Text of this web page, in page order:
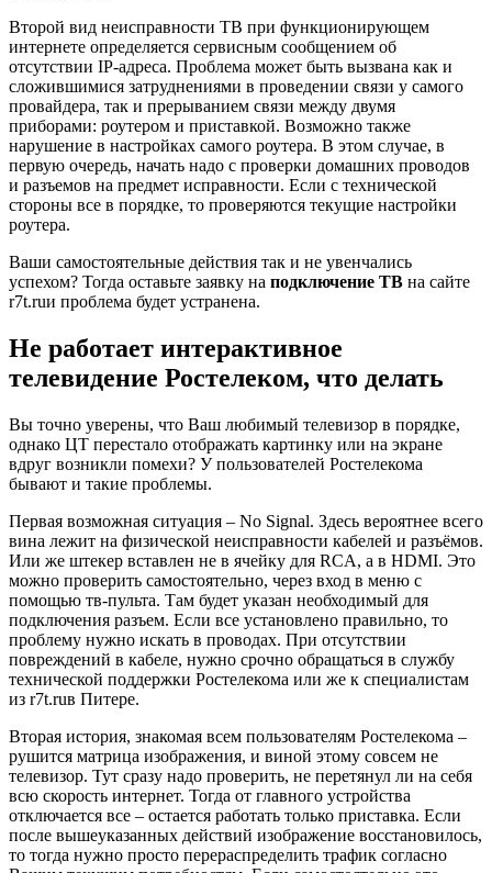
Второй вид неисправности ТВ при функционирующем
интернете определяется сервисным сообщением об
отсутствии IP-адреса. Проблема может быть вызвана как и
сложившимися затруднениями в проведении связи у самого
провайдера, так и прерыванием связи между двумя
приборами: роутером и приставкой. Возможно также
нарушение в настройках самого роутера. В этом случае, в
первую очередь, начать надо с проверки домашних проводов
и разъемов на предмет исправности. Если с технической
стороны все в порядке, то проверяются текущие настройки
роутера.
Ваши самостоятельные действия так и не увенчались
успехом? Тогда оставьте заявку на подключение ТВ на сайте
r7t.ruи проблема будет устранена.
Не работает интерактивное
телевидение Ростелеком, что делать
Вы точно уверены, что Ваш любимый телевизор в порядке,
однако ЦТ перестало отображать картинку или на экране
вдруг возникли помехи? У пользователей Ростелекома
бывают и такие проблемы.
Первая возможная ситуация – No Signal. Здесь вероятнее всего
вина лежит на физической неисправности кабелей и разъёмов.
Или же штекер вставлен не в ячейку для RCA, а в HDMI. Это
можно проверить самостоятельно, через вход в меню с
помощью тв-пульта. Там будет указан необходимый для
подключения разъем. Если все установлено правильно, то
проблему нужно искать в проводах. При отсутствии
повреждений в кабеле, нужно срочно обращаться в службу
технической поддержки Ростелекома или же к специалистам
из r7t.ruв Питере.
Вторая история, знакомая всем пользователям Ростелекома –
рушится матрица изображения, и виной этому совсем не
телевизор. Тут сразу надо проверить, не перетянул ли на себя
всю скорость интернет. Тогда от главного устройства
отключается все – остается работать только приставка. Если
после вышеуказанных действий изображение восстановилось,
то тогда нужно просто перераспределить трафик согласно